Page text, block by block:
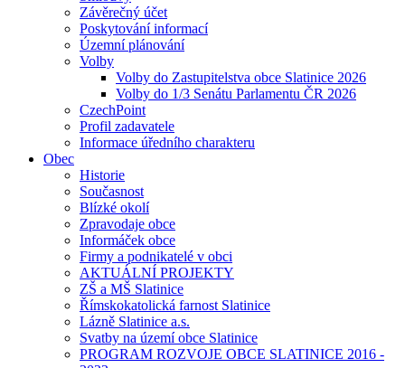
Závěrečný účet
Poskytování informací
Územní plánování
Volby
Volby do Zastupitelstva obce Slatinice 2026
Volby do 1/3 Senátu Parlamentu ČR 2026
CzechPoint
Profil zadavatele
Informace úředního charakteru
Obec
Historie
Současnost
Blízké okolí
Zpravodaje obce
Informáček obce
Firmy a podnikatelé v obci
AKTUÁLNÍ PROJEKTY
ZŠ a MŠ Slatinice
Římskokatolická farnost Slatinice
Lázně Slatinice a.s.
Svatby na území obce Slatinice
PROGRAM ROZVOJE OBCE SLATINICE 2016 -